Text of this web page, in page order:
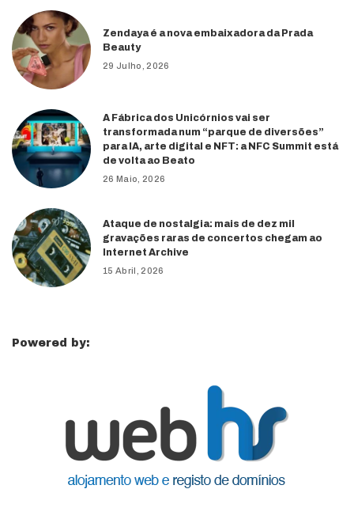
Zendaya é a nova embaixadora da Prada
Beauty
29 Julho, 2026
A Fábrica dos Unicórnios vai ser
transformada num “parque de diversões”
para IA, arte digital e NFT: a NFC Summit está
de volta ao Beato
26 Maio, 2026
Ataque de nostalgia: mais de dez mil
gravações raras de concertos chegam ao
Internet Archive
15 Abril, 2026
Powered by: